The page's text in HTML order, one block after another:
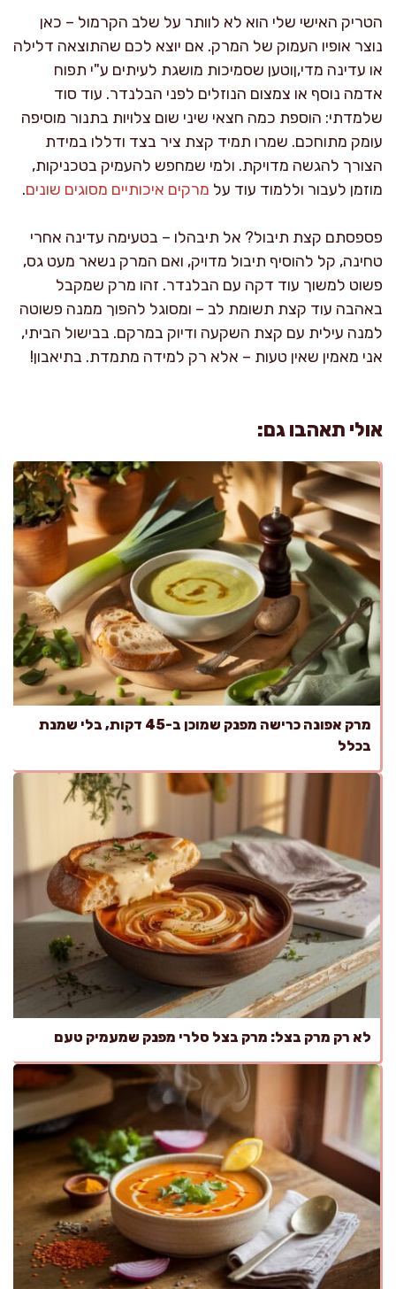
הטריק האישי שלי הוא לא לוותר על שלב הקרמול – כאן
נוצר אופיו העמוק של המרק. אם יוצא לכם שהתוצאה דלילה
או עדינה מדי,ןוטען שסמיכות מושגת לעיתים ע"י תפוח
אדמה נוסף או צמצום הנוזלים לפני הבלנדר. עוד סוד
שלמדתי: הוספת כמה חצאי שיני שום צלויות בתנור מוסיפה
עומק מתוחכם. שמרו תמיד קצת ציר בצד ודללו במידת
הצורך להגשה מדויקת. ולמי שמחפש להעמיק בטכניקות,
מוזמן לעבור וללמוד עוד על מרקים איכותיים מסוגים שונים.
פספסתם קצת תיבול? אל תיבהלו – בטעימה עדינה אחרי
טחינה, קל להוסיף תיבול מדויק, ואם המרק נשאר מעט גס,
פשוט למשוך עוד דקה עם הבלנדר. זהו מרק שמקבל
באהבה עוד קצת תשומת לב – ומסוגל להפוך ממנה פשוטה
למנה עילית עם קצת השקעה ודיוק במרקם. בבישול הביתי,
אני מאמין שאין טעות – אלא רק למידה מתמדת. בתיאבון!
אולי תאהבו גם:
מרק אפונה כרישה מפנק שמוכן ב-45 דקות, בלי שמנת
בכלל
לא רק מרק בצל: מרק בצל סלרי מפנק שמעמיק טעם